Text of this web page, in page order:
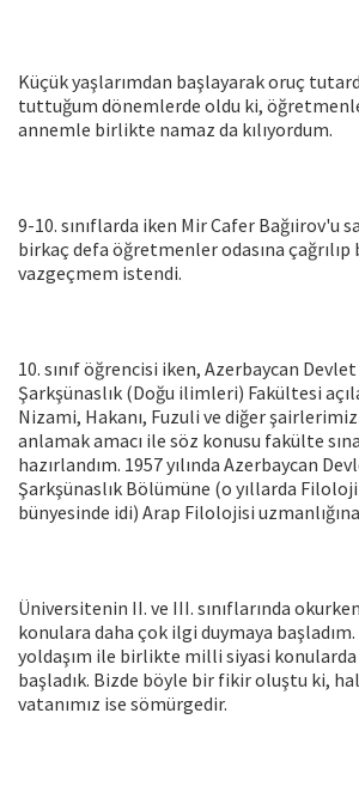
Küçük yaşlarımdan başlayarak oruç
tuttuğum dönemlerde oldu ki,
annemle birlikte namaz da kılıyordum.
9-10. sınıflarda iken Mir Cafer Bağıirov'u
birkaç defa öğretmenler odasına
vazgeçmem istendi.
10. sınıf öğrencisi iken, Azerbaycan
Şarkşünaslık (Doğu ilimleri) Fakültesi
Nizami, Hakanı, Fuzuli ve diğer
anlamak amacı ile söz konusu fakülte
hazırlandım. 1957 yılında Azerbaycan
Şarkşünaslık Bölümüne (o yıllarda
bünyesinde idi) Arap Filolojisi
Üniversitenin II. ve III. sınıflarında
konulara daha çok ilgi duymaya
yoldaşım ile birlikte milli siyasi
başladık. Bizde böyle bir fikir oluştu ki,
vatanımız ise sömürgedir.